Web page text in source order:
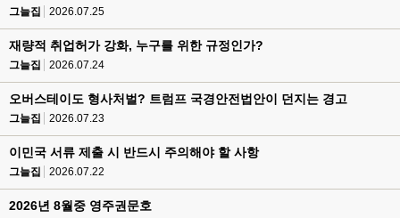
그늘집 2026.07.25
재량적 취업허가 강화, 누구를 위한 규정인가?
그늘집 2026.07.24
오버스테이도 형사처벌? 트럼프 국경안전법안이 던지는 경고
그늘집 2026.07.23
이민국 서류 제출 시 반드시 주의해야 할 사항
그늘집 2026.07.22
2026년 8월중 영주권문호